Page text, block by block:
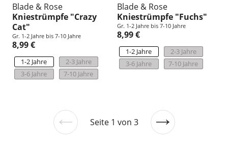
Blade & Rose
Kniestrümpfe "Crazy
Cat"
Gr. 1-2 Jahre bis 7-10 Jahre
8,99 €
1-2 Jahre
2-3 Jahre
3-6 Jahre
7-10 Jahre
Blade & Rose
Kniestrümpfe "Fuchs"
Gr. 1-2 Jahre bis 7-10 Jahre
8,99 €
1-2 Jahre
2-3 Jahre
3-6 Jahre
7-10 Jahre
VorherigeSeite 1 von 3
Nächste